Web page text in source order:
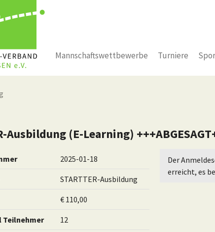
Mannschaftswettbewerbe Turniere
Ausbildung (E-Learning)
2025-01-18
STARTTER-Ausbildung
€ 110,00
Teilnehmer 12
Der
erreicht, es